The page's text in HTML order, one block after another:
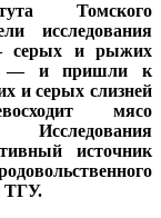
Томского
исследования
серых и рыжих
— и пришли к
и серых слизней
мясо
Исследования
источник
ТГУ.